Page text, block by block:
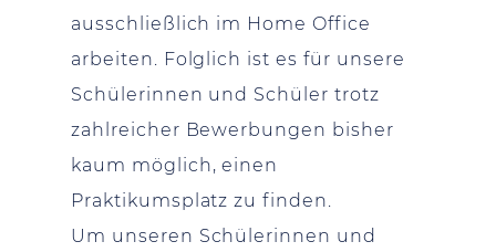
ausschließlich im Home Office
arbeiten. Folglich ist es für unsere
Schülerinnen und Schüler trotz
zahlreicher Bewerbungen bisher
kaum möglich, einen
Praktikumsplatz zu finden.
Um unseren Schülerinnen und